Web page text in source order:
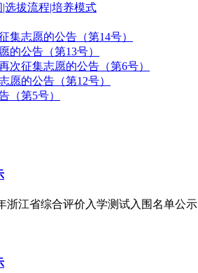
选拔流程|培养模式
集志愿的公告（第14号）
的公告（第13号）
次征集志愿的公告（第6号）
愿的公告（第12号）
（第5号）
浙江省综合评价入学测试入围名单公示